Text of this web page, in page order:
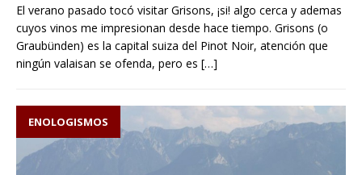
El verano pasado tocó visitar Grisons, ¡si! algo cerca y ademas
cuyos vinos me impresionan desde hace tiempo. Grisons (o
Graubünden) es la capital suiza del Pinot Noir, atención que
ningún valaisan se ofenda, pero es […]
ENOLOGISMOS